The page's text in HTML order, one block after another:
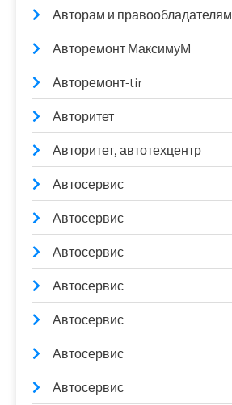
Авторам и правообладателям
Авторемонт МаксимуМ
Авторемонт-tir
Авторитет
Авторитет, автотехцентр
Автосервис
Автосервис
Автосервис
Автосервис
Автосервис
Автосервис
Автосервис